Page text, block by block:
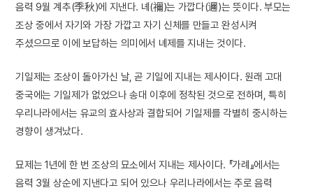
음력 9월 계추(季秋)에 지낸다. 녜(禰)는 가깝다(邇)는 뜻이다. 부모는
조상 중에서 자기와 가장 가깝고 자기 신체를 만들고 완성시켜
주셨으므로 이에 보답하는 의미에서 녜제를 지내는 것이다.
기일제는 조상이 돌아가신 날, 곧 기일에 지내는 제사이다. 원래 고대
중국에는 기일제가 없었으나 송대 이후에 정착된 것으로 전하며, 특히
우리나라에서는 유교의 효사상과 결합되어 기일제를 각별히 중시하는
경향이 생겨났다.
묘제는 1년에 한 번 조상의 묘소에서 지내는 제사이다. 『가례』에서는
음력 3월 상순에 지낸다고 되어 있으나 우리나라에서는 주로 음력